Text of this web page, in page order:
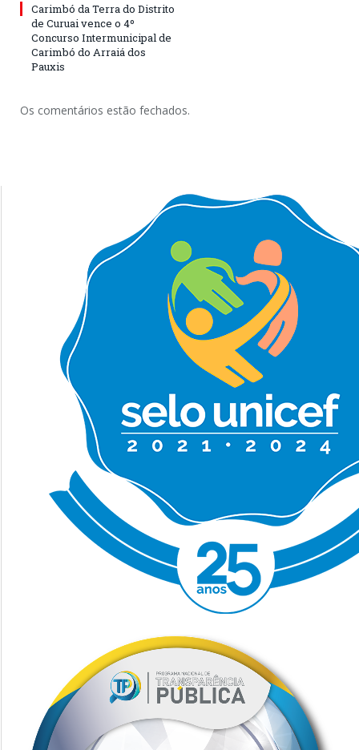
Carimbó da Terra do Distrito
de Curuai vence o 4º
Concurso Intermunicipal de
Carimbó do Arraiá dos
Pauxis
Os comentários estão fechados.